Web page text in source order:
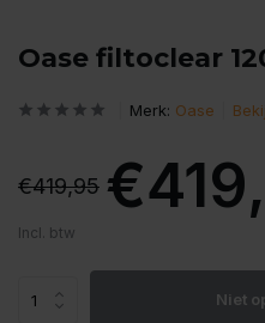
Oase filtoclear
Merk: Oase
€419,95
Incl. btw
Niet